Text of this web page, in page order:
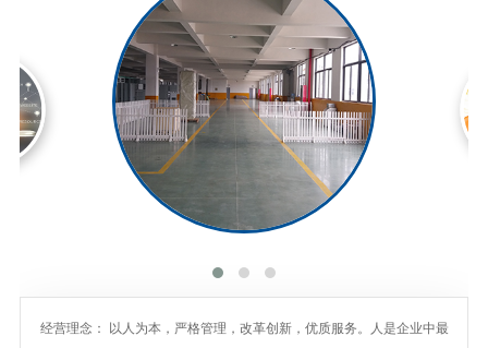
经营理念： 以人为本，严格管理，改革创新，优质服务。人是企业中最